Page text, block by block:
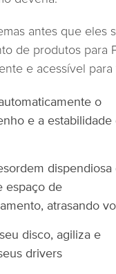
antes que eles
de produtos para
e acessível
o
e a estabilidade
dispendiosa
espaço de
atrasando
disco, agiliza e
drivers